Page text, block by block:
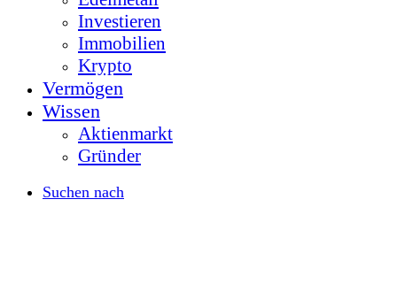
Investieren
Immobilien
Krypto
Vermögen
Wissen
Aktienmarkt
Gründer
Suchen nach